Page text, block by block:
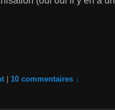
10 commentaires ↓